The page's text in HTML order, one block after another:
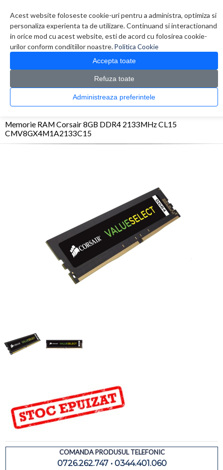
Acest website foloseste cookie-uri pentru a administra, optimiza si
personaliza experienta ta de utilizare. Continuand si interactionand
in orice mod cu acest website, esti de acord cu folosirea cookie-
urilor conform conditiilor noastre.Politica Cookie
Accepta toate
Refuza toate
Administreaza preferintele
0 produs(e)
CATALOG PRODUSE
Componente PC > Memorii > Memorie RAM Corsair 8GB DDR4
Memorie RAM Corsair 8GB DDR4 2133MHz CL15
CMV8GX4M1A2133C15
COMANDA PRODUSUL TELEFONIC
0726.262.747 • 0344.401.060